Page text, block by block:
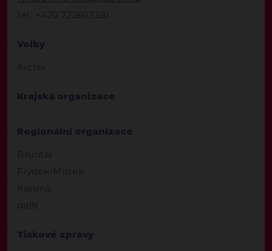
tel.: +420 722603381
Volby
Archiv
Krajská organizace
Regionální organizace
Bruntál
Frýdek-Místek
Karviná
další
Tiskové zprávy